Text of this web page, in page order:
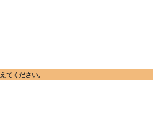
てください。